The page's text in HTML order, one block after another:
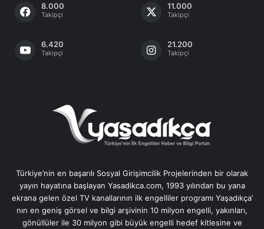
8.000
Takipçi
11.000
Takipçi
6.420
Takipçi
21.200
Takipçi
Türkiye’nin en başarılı Sosyal Girişimcilik Projelerinden bir olarak
yayın hayatına başlayan Yasadikca.com, 1993 yılından bu yana
ekrana gelen özel TV kanallarının ilk engelliler programı Yaşadıkça’
nın en geniş görsel ve bilgi arşivinin 10 milyon engelli, yakınları,
gönüllüler ile 30 milyon gibi büyük engelli hedef kitlesine ve